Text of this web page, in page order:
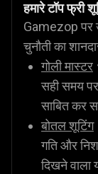
हमारे टॉप फ्री
Gamezop पर
चुनौती का
गोली मास्टर
सही समय
साबित कर
बोतल शूटिंग
गति और
दिखने